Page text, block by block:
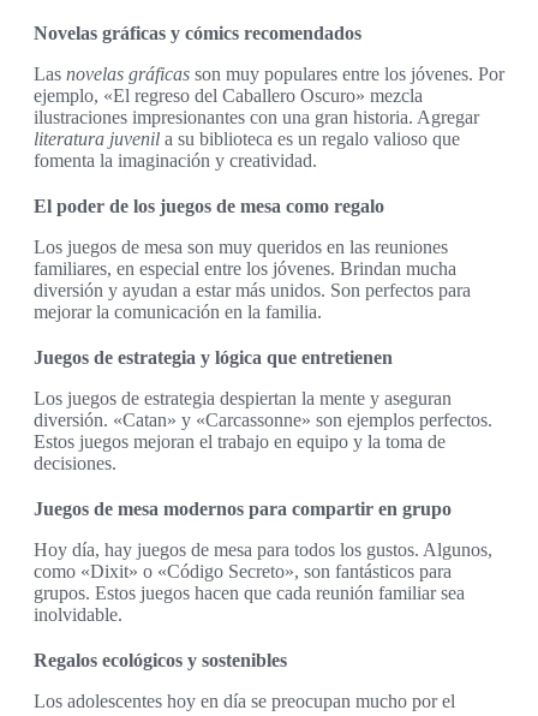
Novelas gráficas y cómics recomendados
Las novelas gráficas son muy populares entre los jóvenes. Por
ejemplo, «El regreso del Caballero Oscuro» mezcla
ilustraciones impresionantes con una gran historia. Agregar
literatura juvenil a su biblioteca es un regalo valioso que
fomenta la imaginación y creatividad.
El poder de los juegos de mesa como regalo
Los juegos de mesa son muy queridos en las reuniones
familiares, en especial entre los jóvenes. Brindan mucha
diversión y ayudan a estar más unidos. Son perfectos para
mejorar la comunicación en la familia.
Juegos de estrategia y lógica que entretienen
Los juegos de estrategia despiertan la mente y aseguran
diversión. «Catan» y «Carcassonne» son ejemplos perfectos.
Estos juegos mejoran el trabajo en equipo y la toma de
decisiones.
Juegos de mesa modernos para compartir en grupo
Hoy día, hay juegos de mesa para todos los gustos. Algunos,
como «Dixit» o «Código Secreto», son fantásticos para
grupos. Estos juegos hacen que cada reunión familiar sea
inolvidable.
Regalos ecológicos y sostenibles
Los adolescentes hoy en día se preocupan mucho por el